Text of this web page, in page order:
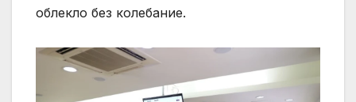
облекло без колебание.